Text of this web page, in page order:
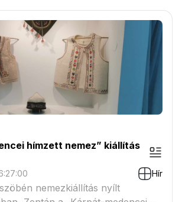
hímzett nemez” kiállítás
Hír
nemezkiállítás nyílt